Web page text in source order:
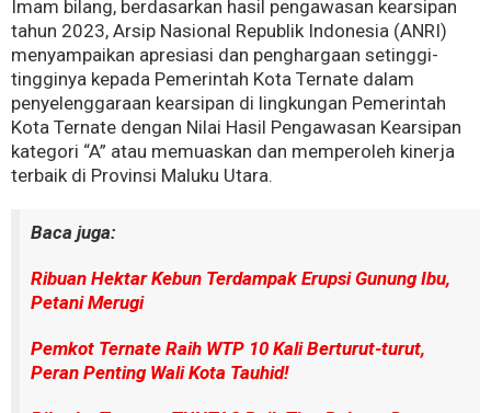
Imam bilang, berdasarkan hasil pengawasan kearsipan
tahun 2023, Arsip Nasional Republik Indonesia (ANRI)
menyampaikan apresiasi dan penghargaan setinggi-
tingginya kepada Pemerintah Kota Ternate dalam
penyelenggaraan kearsipan di lingkungan Pemerintah
Kota Ternate dengan Nilai Hasil Pengawasan Kearsipan
kategori “A” atau memuaskan dan memperoleh kinerja
terbaik di Provinsi Maluku Utara.
Baca juga:
Ribuan Hektar Kebun Terdampak Erupsi Gunung Ibu,
Petani Merugi
Pemkot Ternate Raih WTP 10 Kali Berturut-turut,
Peran Penting Wali Kota Tauhid!